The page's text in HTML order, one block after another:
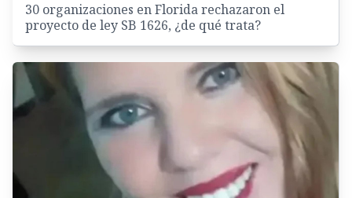
30 organizaciones en Florida rechazaron el
proyecto de ley SB 1626, ¿de qué trata?